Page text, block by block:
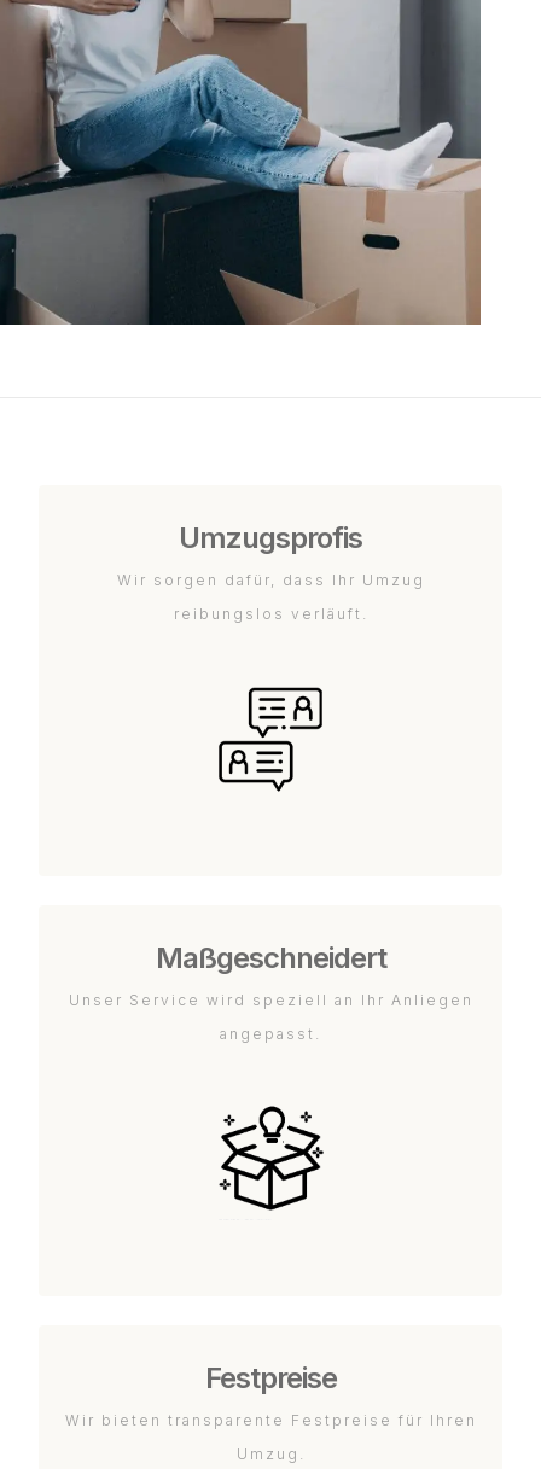
Umzugsprofis
Wir sorgen dafür, dass Ihr Umzug
reibungslos verläuft.
Maßgeschneidert
Unser Service wird speziell an Ihr Anliegen
angepasst.
Festpreise
Wir bieten transparente Festpreise für Ihren
Umzug.